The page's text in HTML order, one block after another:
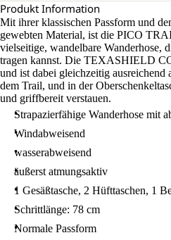
Produkt Information
Mit ihrer klassischen Passform und
gewebten Material, ist die PICO
vielseitige, wandelbare Wanderhose,
tragen kannst. Die TEXASHIELD
und ist dabei gleichzeitig
dem Trail, und in der
und griffbereit verstauen.
Strapazierfähige Wanderhose mit
Windabweisend
wasserabweisend
äußerst atmungsaktiv
1 Gesäßtasche, 2 Hüfttaschen, 1
Schrittlänge: 78 cm
Normale Passform